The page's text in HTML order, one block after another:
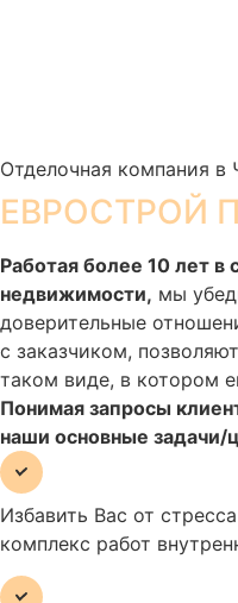
Отделочная компания в
ЕВРОСТРОЙ
Работая более 10 лет в
недвижимости, мы
доверительные
с заказчиком,
таком виде, в котором
Понимая запросы
наши основные задачи/
Избавить Вас от
комплекс работ